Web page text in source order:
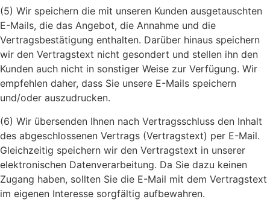
(5) Wir speichern die mit unseren Kunden ausgetauschten
E-Mails, die das Angebot, die Annahme und die
Vertragsbestätigung enthalten. Darüber hinaus speichern
wir den Vertragstext nicht gesondert und stellen ihn den
Kunden auch nicht in sonstiger Weise zur Verfügung. Wir
empfehlen daher, dass Sie unsere E-Mails speichern
und/oder auszudrucken.
(6) Wir übersenden Ihnen nach Vertragsschluss den Inhalt
des abgeschlossenen Vertrags (Vertragstext) per E-Mail.
Gleichzeitig speichern wir den Vertragstext in unserer
elektronischen Datenverarbeitung. Da Sie dazu keinen
Zugang haben, sollten Sie die E-Mail mit dem Vertragstext
im eigenen Interesse sorgfältig aufbewahren.